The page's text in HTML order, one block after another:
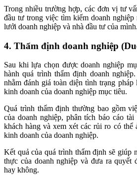
Trong nhiều trường hợp, các đơn vị tư
đầu tư trong việc tìm kiếm doanh nghiệp
lưới doanh nghiệp và nhà đầu tư của mình.
4. Thẩm định doanh nghiệp
Sau khi lựa chọn được doanh nghiệp
hành quá trình thẩm định doanh
nhằm đánh giá toàn diện tình trạng
kinh doanh của doanh nghiệp mục tiêu.
Quá trình thẩm định thường bao gồm
của doanh nghiệp, phân tích báo cáo
khách hàng và xem xét các rủi ro có thể
kinh doanh của doanh nghiệp.
Kết quả của quá trình thẩm định sẽ giúp
thực của doanh nghiệp và đưa ra quyết
hay không.